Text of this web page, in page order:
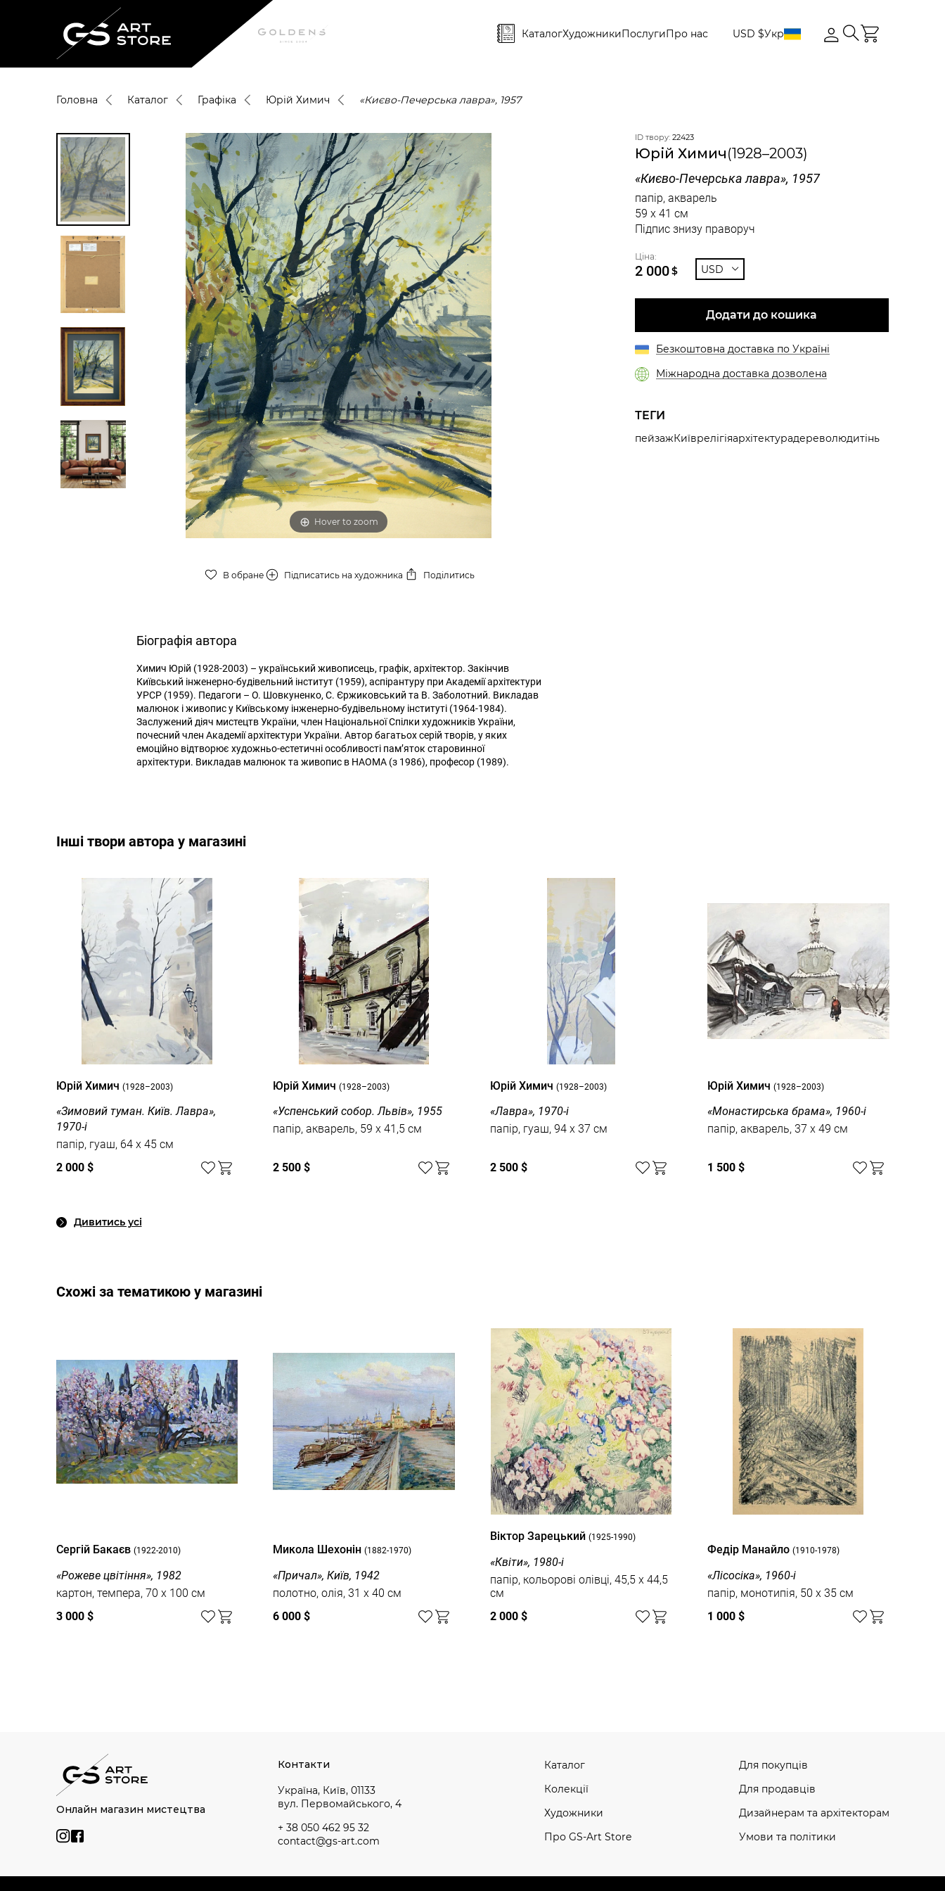
КаталогХудожникиПослугиПро нас USD $Укр
Головна Каталог Графіка Юрій Химич «Києво-Печерська лавра», 1957
Hover to zoom
В обране Підписатись на художника Поділитись
Біографія автора
Химич Юрій (1928-2003) – український живописець, графік, архітектор. Закінчив
Київський інженерно-будівельний інститут (1959), аспірантуру при Академії архітектури
УРСР (1959). Педагоги – О. Шовкуненко, С. Єржиковський та В. Заболотний. Викладав
малюнок і живопис у Київському інженерно-будівельному інституті (1964-1984).
Заслужений діяч мистецтв України, член Національної Спілки художників України,
почесний член Академії архітектури України. Автор багатьох серій творів, у яких
емоційно відтворює художньо-естетичні особливості пам’яток старовинної
архітектури. Викладав малюнок та живопис в НАОМА (з 1986), професор (1989).
ID твору: 22423
Юрій Химич(1928–2003)
«Києво-Печерська лавра», 1957
папір, акварель
59 x 41 см
Підпис знизу праворуч
Ціна:
2 000$ USD
Додати до кошика
Безкоштовна доставка по Україні
Міжнародна доставка дозволена
ТЕГИ
пейзажКиїврелігіяархітектурадереволюдитінь
Інші твори автора у магазині
Юрій Химич (1928–2003)
«Зимовий туман. Київ. Лавра»,
1970-і
папір, гуаш, 64 x 45 см
2 000 $
Юрій Химич(1928–2003)
«Успенський собор. Львів», 1955
папір, акварель, 59 x 41,5 см
2 500 $
Юрій Химич (1928–2003)
«Лавра», 1970-і
папір, гуаш, 94 x 37 см
2 500 $
Юрій Химич (1928–2003)
«Монастирська брама», 1960-і
папір, акварель, 37 x 49 см
1 500 $
Дивитись усі
Cхожі за тематикою у магазині
Сергій Бакаєв (1922-2010)
«Рожеве цвітіння», 1982
картон, темпера, 70 x 100 см
3 000 $
Микола Шехонін(1882-1970)
«Причал», Київ, 1942
полотно, олія, 31 x 40 см
6 000 $
Вiктор Зарецький (1925-1990)
«Квіти», 1980-і
папір, кольорові олівці, 45,5 x 44,5
см
2 000 $
Федір Манайло (1910-1978)
«Лісосіка», 1960-і
папір, монотипія, 50 x 35 см
1 000 $
Онлайн магазин мистецтва
Контакти
Україна, Київ, 01133
вул. Первомайського, 4
+ 38 050 462 95 32
contact@gs-art.com
Каталог
Колекції
Художники
Про GS-Art Store
Для покупців
Для продавців
Дизайнерам та архітекторам
Умови та політики